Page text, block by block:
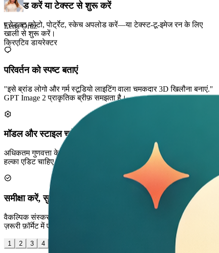
अपलोड करें या टेक्स्ट से शुरू करें
प्रोडक्ट फोटो, पोर्ट्रेट, स्केच अपलोड करें—या टेक्स्ट-टू-इमेज रन के लिए
खाली से शुरू करें।
परिवर्तन को स्पष्ट बताएं
"इसे ब्रांड लोगो और गर्म स्टूडियो लाइटिंग वाला चमकदार 3D खिलौना बनाएं."
GPT Image 2 प्राकृतिक ब्रीफ़ समझता है।
मॉडल और स्टाइल चुनें
अधिकतम गुणवत्ता के लिए GPT Image 2 चुनें, एक प्रीसेट लगाएँ, और तय करें
हल्का एडिट चाहिए या पूरा पुनर्निर्माण।
समीक्षा करें, सुधारें, सहेजें
वैकल्पिक संस्करण जनरेट करें, बेहतरीन GPT Image 2 वेरिएंट रखें, और
ज़रूरी फ़ॉर्मेट में एक्सपोर्ट करें।
1 2 3 4